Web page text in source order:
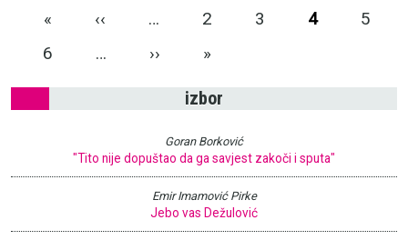
Pagination
« First page
‹‹ Previous page
… 2 3 4
5
6
… ›› Next page
»
izbor
Goran Borković
"Tito nije dopuštao da ga savjest zakoči i sputa"
Emir Imamović Pirke
Jebo vas Dežulović